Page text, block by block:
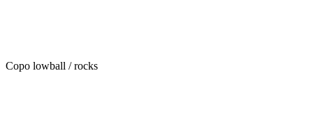
Copo lowball / rocks